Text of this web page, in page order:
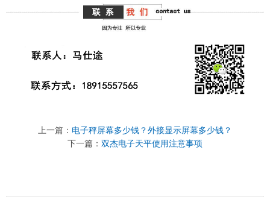
上一篇： 电子秤屏幕多少钱？外接显示屏幕多少钱？
下一篇： 双杰电子天平使用注意事项